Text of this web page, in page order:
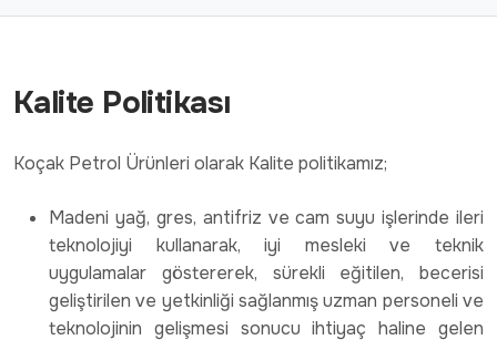
Kalite Politikası
Koçak Petrol Ürünleri olarak Kalite politikamız;
Madeni yağ, gres, antifriz ve cam suyu işlerinde ileri
teknolojiyi kullanarak, iyi mesleki ve teknik
uygulamalar göstererek, sürekli eğitilen, becerisi
geliştirilen ve yetkinliği sağlanmış uzman personeli ve
teknolojinin gelişmesi sonucu ihtiyaç haline gelen